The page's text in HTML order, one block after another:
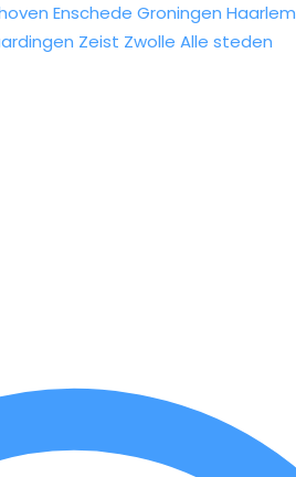
Enschede Groningen Haarlem
Zeist Zwolle Alle steden